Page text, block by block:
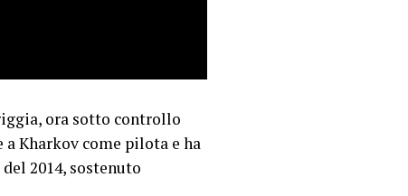
ora sotto controllo
Kharkov come pilota e ha
2014, sostenuto